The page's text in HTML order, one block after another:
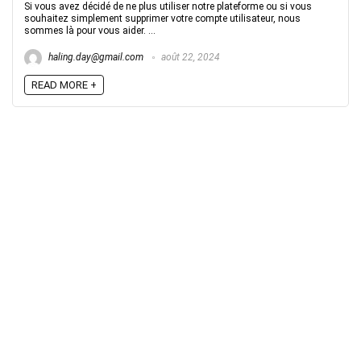
Si vous avez décidé de ne plus utiliser notre plateforme ou si vous
souhaitez simplement supprimer votre compte utilisateur, nous
sommes là pour vous aider. ...
haling.day@gmail.com août 22, 2024
READ MORE +